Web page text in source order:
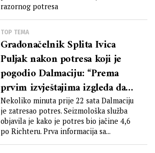
razornog potresa
TOP TEMA
Gradonačelnik Splita Ivica
Puljak nakon potresa koji je
pogodio Dalmaciju: “Prema
prvim izvještajima izgleda da
nema štete u Splitu, niti ima
ozlijeđenih.”
Nekoliko minuta prije 22 sata Dalmaciju
je zatresao potres. Seizmološka služba
objavila je kako je potres bio jačine 4,6
po Richteru. Prva informacija sa...